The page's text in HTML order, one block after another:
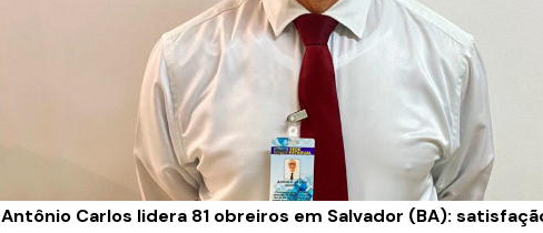
Antônio Carlos lidera 81 obreiros em Salvador (BA):